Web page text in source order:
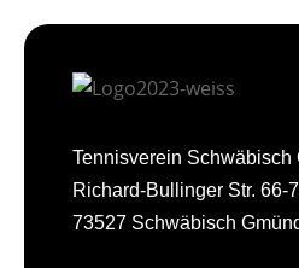
Tennisverein Schwäbisch
Richard-Bullinger Str. 66-
73527 Schwäbisch